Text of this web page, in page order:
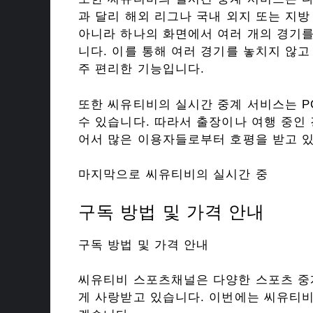
과 달리 해외 리그나 국내 외지 또는 지
아니라 하나의 화면에서 여러 개의 경기
니다. 이를 통해 여러 경기를 놓치지 않
주 편리한 기능입니다.
또한 씨유티비의 실시간 중계 서비스는
수 있습니다. 따라서 출장이나 여행 중
어서 많은 이용자들로부터 호평을 받고
마지막으로 씨유티비의 실시간 중
구독 방법 및 가격 안내
구독 방법 및 가격 안내
씨유티비 스포츠채널은 다양한 스포츠
게 사랑받고 있습니다. 이번에는 씨유티